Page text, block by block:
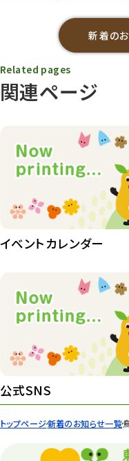
トップページ新着のお知らせ一覧
新着の
関連ページ
Related pages
イベントカレンダー
公式SNS